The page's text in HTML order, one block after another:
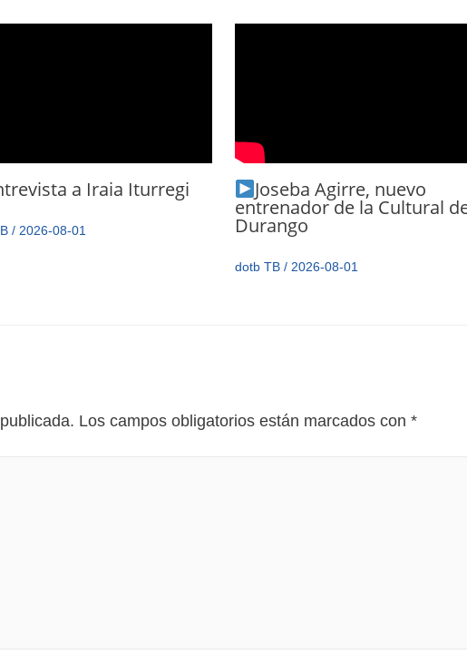
a Iraia Iturregi
/2026-08-01
Joseba Agirre, nuevo
entrenador de la Cultural
Durango
dotb TB/ 2026-08-01
Los campos obligatorios están marcados con *